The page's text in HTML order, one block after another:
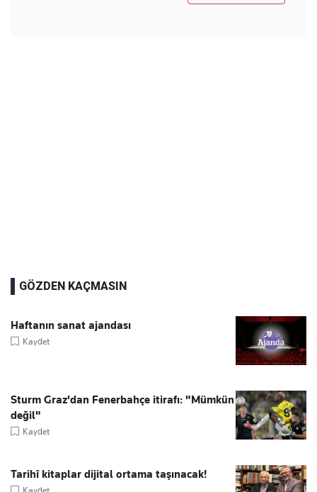
GÖZDEN KAÇMASIN
Haftanın sanat ajandası
Kaydet
Sturm Graz'dan Fenerbahçe itirafı: "Mümkün
değil"
Kaydet
Tarihî kitaplar dijital ortama taşınacak!